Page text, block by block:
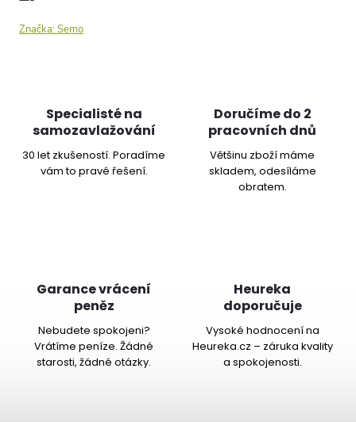
Značka:Semo
Specialisté na
samozavlažování
30 let zkušeností. Poradíme
vám to pravé řešení.
Doručíme do 2
pracovních dnů
Většinu zboží máme
skladem, odesíláme
obratem.
Garance vrácení
peněz
Nebudete spokojeni?
Vrátíme peníze. Žádné
starosti, žádné otázky.
Heureka
doporučuje
Vysoké hodnocení na
Heureka.cz – záruka kvality
a spokojenosti.